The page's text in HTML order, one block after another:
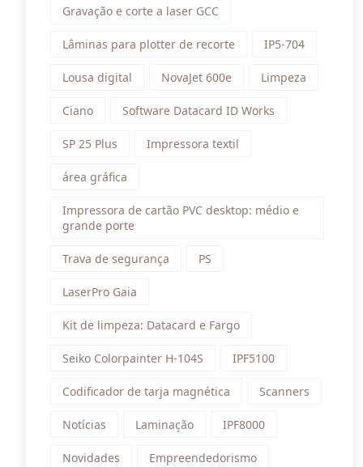
Gravação e corte a laser GCC
Lâminas para plotter de recorte IP5-704
Lousa digital NovaJet 600e Limpeza
Ciano Software Datacard ID Works
SP 25 Plus Impressora textil
área gráfica
Impressora de cartão PVC desktop: médio e
grande porte
Trava de segurança PS
LaserPro Gaia
Kit de limpeza: Datacard e Fargo
Seiko Colorpainter H-104S IPF5100
Codificador de tarja magnética Scanners
Notícias Laminação IPF8000
Novidades Empreendedorismo